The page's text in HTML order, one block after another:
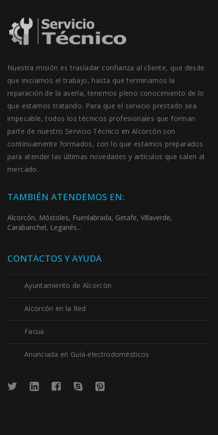
Nuestra misión es trasladar confianza al cliente, que desde
que iniciamos el trabajo, hasta que terminamos la
reparación de la avería, tenemos pleno conocimiento de lo
que estamos tratando. Para que el servicio prestado sea
impecable, todos los técnicos profesionales que forman
parte de nuestro Servicio Técnico en Alcorcón son
continuamente formados, con lo que estamos preparados
para atender las últimas novedades y artículos que salen al
mercado.
TAMBIÉN ATENDEMOS EN:
Alcorcón, Móstoles, Fuenlabrada, Getafe, Villaverde,
Carabanchel, Leganés...
CONTACTOS Y AYUDA
Ayuntamiento de Alcorcón
Alcorcón en la Red
Facua
Anunciada en Guía-electrodomésticos